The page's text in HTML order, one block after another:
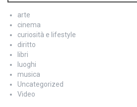
arte
cinema
curiosità e lifestyle
diritto
libri
luoghi
musica
Uncategorized
Video